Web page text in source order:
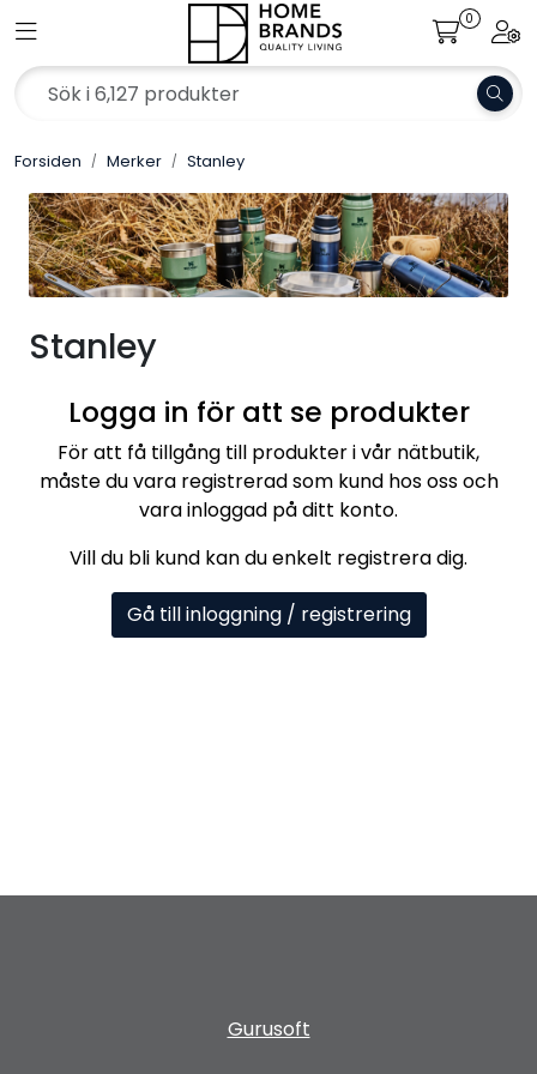
Skip to main content
Toggle navigation 0
Forsiden Merker Stanley
Stanley
Logga in för att se produkter
För att få tillgång till produkter i vår nätbutik,
måste du vara registrerad som kund hos oss och
vara inloggad på ditt konto.
Vill du bli kund kan du enkelt registrera dig.
Gå till inloggning / registrering
Gurusoft
Merker
Aktuelt
Om Home Brands
Katalog
Bærekraft
Jobb hos oss